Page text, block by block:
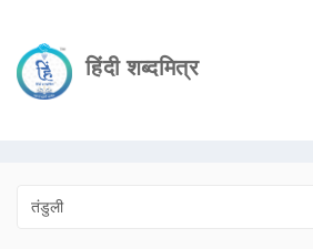
हिंदी शब्दमित्र